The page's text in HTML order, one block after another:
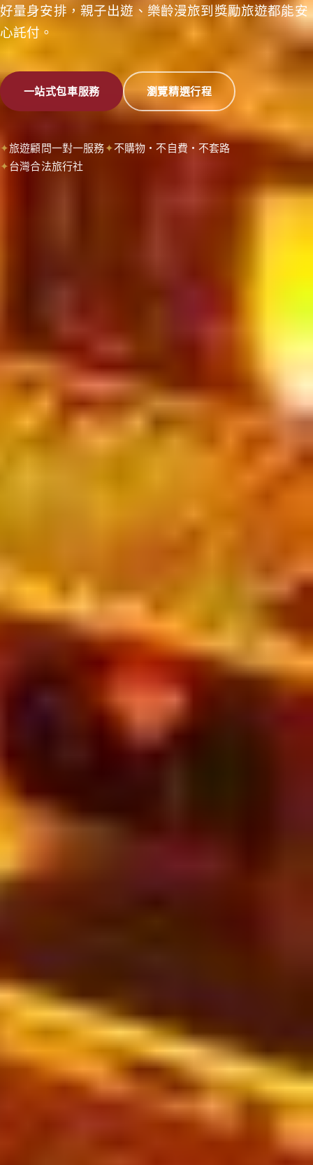
好量身安排，親子出遊、樂齡漫旅到獎勵旅遊都能安
心託付。
一站式包車服務 瀏覽精選行程
旅遊顧問一對一服務
不購物・不自費・不套路
台灣合法旅行社